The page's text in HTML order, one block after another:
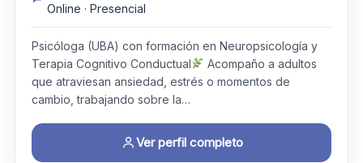
Online · Presencial
Psicóloga (UBA) con formación en Neuropsicología y
Terapia Cognitivo Conductual
Acompaño a adultos
que atraviesan ansiedad, estrés o momentos de
cambio, trabajando sobre la…
Ver perfil completo